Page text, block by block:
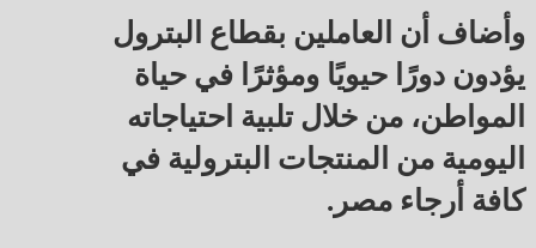
وأضاف أن العاملين بقطاع البترول
يؤدون دورًا حيويًا ومؤثرًا في حياة
المواطن، من خلال تلبية احتياجاته
اليومية من المنتجات البترولية في
كافة أرجاء مصر.